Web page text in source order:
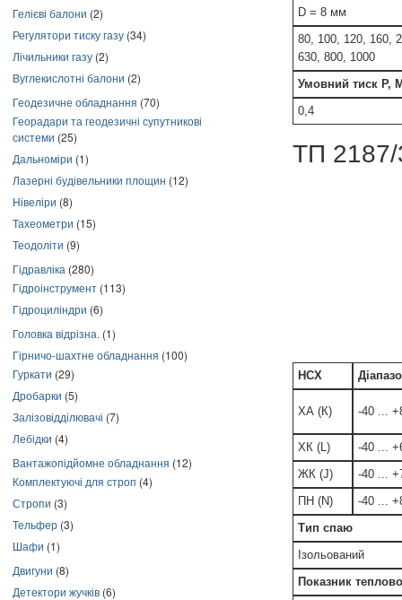
Гелієві балони (2)
Регулятори тиску газу (34)
Лічильники газу (2)
Вуглекислотні балони (2)
Геодезичне обладнання (70)
Георадари та геодезичні супутникові
системи (25)
Дальноміри (1)
Лазерні будівельники площин (12)
Нівеліри (8)
Тахеометри (15)
Теодоліти (9)
Гідравліка (280)
Гідроінструмент (113)
Гідроциліндри (6)
Головка відрізна. (1)
Гірничо-шахтне обладнання (100)
Гуркати (29)
Дробарки (5)
Залізовідділювачі (7)
Лебідки (4)
Вантажопідйомне обладнання (12)
Комплектуючі для строп (4)
Стропи (3)
Тельфер (3)
Шафи (1)
Двигуни (8)
Детектори жучків (6)
D = 8 мм
80, 100, 120, 160,
630, 800, 1000
Умовний тиск Р,
0,4
ТП
НСХ
ХА (К) -40 ...
ХК (L)
-40 ...
ЖК (J)
-40 ...
ПН (N)
-40 ...
Тип спаю
Ізольований
Показник